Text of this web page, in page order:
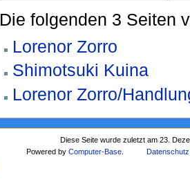
Die folgenden 3 Seiten
Lorenor Zorro
Shimotsuki Kuina
Lorenor Zorro/
Diese Seite wurde zuletzt am 23.
Powered byComputer-Base Datenschutz